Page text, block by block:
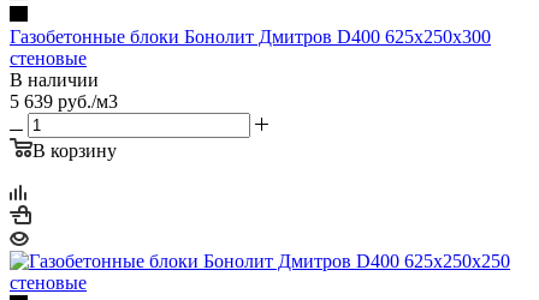
Газобетонные блоки Бонолит Дмитров D400 625х250х300
стеновые
В наличии
5 639 руб./м3
В корзину